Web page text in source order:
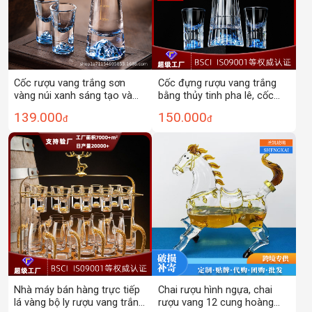
Cốc rượu vang trắng sơn
vàng núi xanh sáng tạo và
dụng cụ chia rượu, cốc rượu,
bộ rượu.
139.000đ
Cốc đựng rượu vang trắng
bằng thủy tinh pha lê, cốc
rượu, bình đựng rượu, bộ
phong cách dân tộc.
150.000đ
Nhà máy bán hàng trực tiếp
lá vàng bộ ly rượu vang trắng
Chai rượu hình ngựa, chai
rượu vang 12 cung hoàng